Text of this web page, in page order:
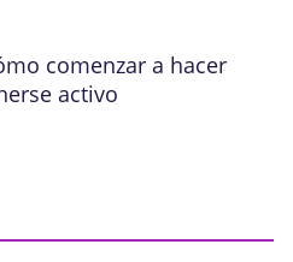
comenzar a hacer
activo